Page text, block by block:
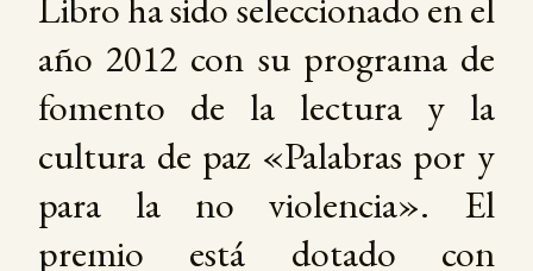
año 2012 con su programa de
fomento de la lectura y la
cultura de paz «Palabras por y
para la no violencia». El
premio está dotado con